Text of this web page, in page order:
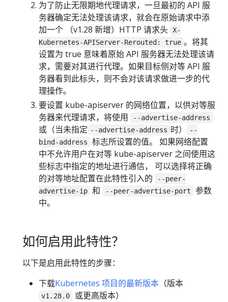
为了防止无限期地代理请求，一旦最初的 API 服
务器确定无法处理该请求，就会在原始请求中添
加一个 （v1.28 新增）HTTP 请求头 X-
Kubernetes-APIServer-Rerouted: true 。将其
设置为 true 意味着原始 API 服务器无法处理该请
求，需要对其进行代理。如果目标侧对等 API 服
务器看到此标头，则不会对该请求做进一步的代
理操作。
要设置 kube-apiserver 的网络位置，以供对等服
务器来代理请求，将使用
--advertise-address
或（当未指定 --advertise-address 时）
--
bind-address
标志所设置的值。 如果网络配置
中不允许用户在对等 kube-apiserver 之间使用这
些标志中指定的地址进行通信， 可以选择将正确
的对等地址配置在此特性引入的
--peer-
advertise-ip 和 --peer-advertise-port
参数
中。
如何启用此特性？
以下是启用此特性的步骤：
下载Kubernetes 项目的最新版本 （版本
v1.28.0
或更高版本）